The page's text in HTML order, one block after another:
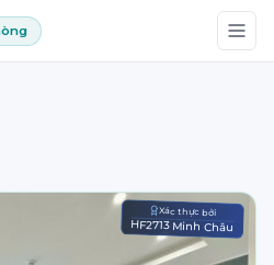
Xác thực bởi
HF2713 Minh Châu